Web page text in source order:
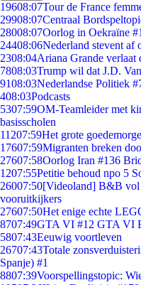
19608:07Tour de France
29908:07Centraal
28008:07Oorlog in Oekraïne
24408:06Nederland stevent af
2308:04Ariana Grande verlaat
7808:03Trump wil dat J.D.
9108:03Nederlandse Politiek
408:03Podcasts
5307:59OM-Teamleider met
basisscholen
11207:59Het grote
17607:59Migranten breken
27607:58Oorlog Iran #136
1207:55Petitie behoud npo 5
26007:50[Videoland] B&B vol
vooruitkijkers
27607:50Het enige echte
8707:49GTA VI #12 GTA VI
5807:43Eeuwig voortleven
26707:43Totale
Spanje) #1
8807:39Voorspellingstopic: